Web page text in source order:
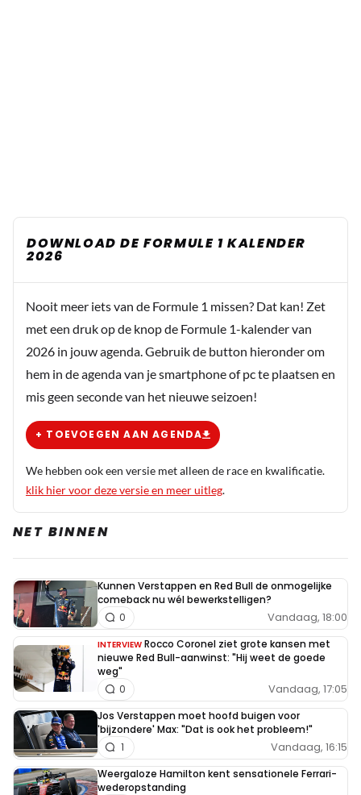
DOWNLOAD DE FORMULE 1 KALENDER
2026
Nooit meer iets van de Formule 1 missen? Dat kan! Zet
met een druk op de knop de Formule 1-kalender van
2026 in jouw agenda. Gebruik de button hieronder om
hem in de agenda van je smartphone of pc te plaatsen en
mis geen seconde van het nieuwe seizoen!
+ TOEVOEGEN AAN AGENDA
We hebben ook een versie met alleen de race en kwalificatie.
klik hier voor deze versie en meer uitleg.
NET BINNEN
Kunnen Verstappen en Red Bull de onmogelijke
comeback nu wél bewerkstelligen?
Vandaag, 18:00
0
INTERVIEW Rocco Coronel ziet grote kansen met
nieuwe Red Bull-aanwinst: "Hij weet de goede
weg"
Vandaag, 17:05
0
Jos Verstappen moet hoofd buigen voor
'bijzondere' Max: "Dat is ook het probleem!"
Vandaag, 16:15
1
Weergaloze Hamilton kent sensationele Ferrari-
wederopstanding